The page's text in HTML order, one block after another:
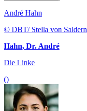
André Hahn
© DBT/ Stella von Saldern
Hahn, Dr. André
Die Linke
()